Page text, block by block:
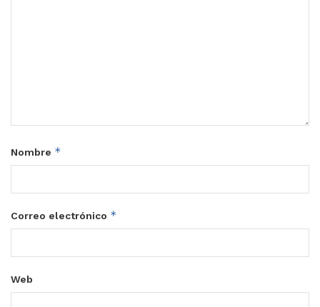
Nombre *
Correo electrónico *
Web